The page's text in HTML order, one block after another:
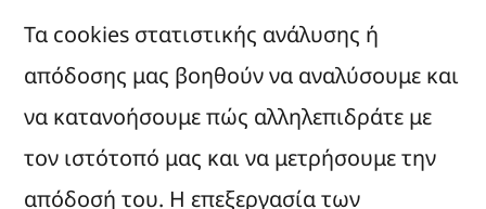
Τα cookies στατιστικής ανάλυσης ή
απόδοσης μας βοηθούν να αναλύσουμε και
να κατανοήσουμε πώς αλληλεπιδράτε με
τον ιστότοπό μας και να μετρήσουμε την
απόδοσή του. Η επεξεργασία των